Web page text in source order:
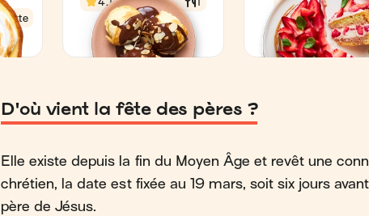
D'où vient la fête des pères ?
Elle existe depuis la fin du Moyen Âge et revêt une
chrétien, la date est fixée au 19 mars, soit six jours
père de Jésus.